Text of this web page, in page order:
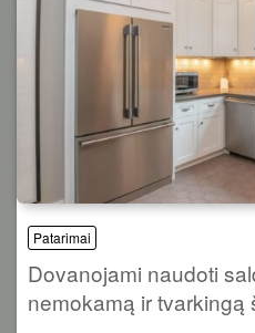
Patarimai
Dovanojami naudoti
nemokamą ir tvarkingą